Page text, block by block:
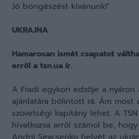
Jó böngészést kívánunk!"
UKRAJNA
Hamarosan ismét csapatot
erről a tsn.ua ír.
A Fradi egykori edzője a nyáron
ajánlatára bólintott rá. Ám most
szövetségi kapitány lehet. A
hivatkozva arról számol be,